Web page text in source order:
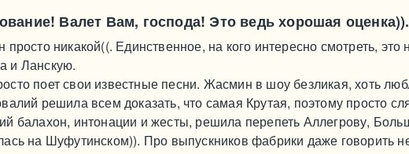
Валет Вам, господа! Это ведь хорошая оценка)).
просто никакой((. Единственное, на кого интересно смотреть, это
и Ланскую.
поет свои известные песни. Жасмин в шоу безликая, хоть
решила всем доказать, что самая Крутая, поэтому просто
балахон, интонации и жесты, решила перепеть Аллегрову,
на Шуфутинском)). Про выпускников фабрики даже говорить